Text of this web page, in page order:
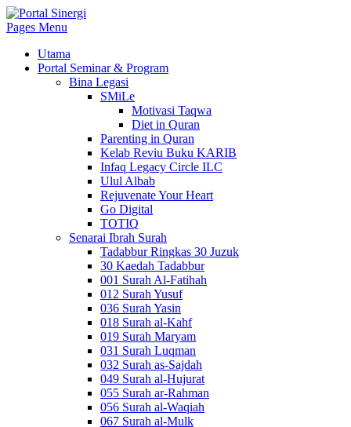
Pages Menu
Utama
Portal Seminar & Program
Bina Legasi
SMiLe
Motivasi Taqwa
Diet in Quran
Parenting in Quran
Kelab Reviu Buku KARIB
Infaq Legacy Circle ILC
Ulul Albab
Rejuvenate Your Heart
Go Digital
TOTIQ
Senarai Ibrah Surah
Tadabbur Ringkas 30 Juzuk
30 Kaedah Tadabbur
001 Surah Al-Fatihah
012 Surah Yusuf
036 Surah Yasin
018 Surah al-Kahf
019 Surah Maryam
031 Surah Luqman
032 Surah as-Sajdah
049 Surah al-Hujurat
055 Surah ar-Rahman
056 Surah al-Waqiah
067 Surah al-Mulk